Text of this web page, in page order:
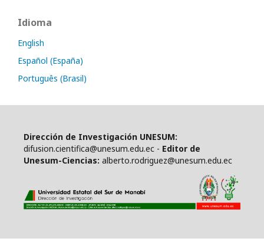
Idioma
English
Español (España)
Português (Brasil)
Dirección de Investigación UNESUM:
difusion.cientifica@unesum.edu.ec - Editor de
Unesum-Ciencias: alberto.rodriguez@unesum.edu.ec